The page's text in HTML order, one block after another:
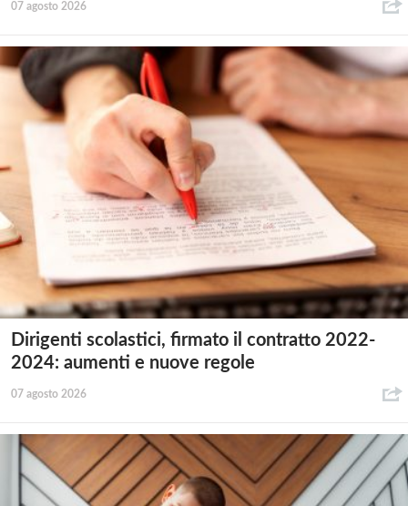
07 agosto 2026
Dirigenti scolastici, firmato il contratto 2022-
2024: aumenti e nuove regole
07 agosto 2026